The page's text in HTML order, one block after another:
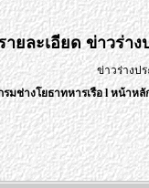
ายละเอียดข่าวร่าง
ข่าวร่างป
มช่างโยธาทหารเรือlหน้าหลั